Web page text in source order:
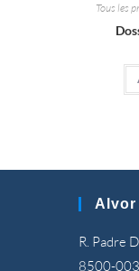
Tous les
Alvor
R. Padre
8500-